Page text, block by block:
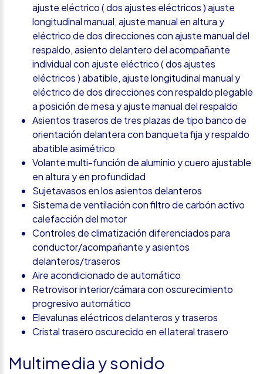
ajuste eléctrico ( dos ajustes eléctricos ) ajuste
longitudinal manual, ajuste manual en altura y
eléctrico de dos direcciones con ajuste manual del
respaldo, asiento delantero del acompañante
individual con ajuste eléctrico ( dos ajustes
eléctricos ) abatible, ajuste longitudinal manual y
eléctrico de dos direcciones con respaldo plegable
a posición de mesa y ajuste manual del respaldo
Asientos traseros de tres plazas de tipo banco de
orientación delantera con banqueta fija y respaldo
abatible asimétrico
Volante multi-función de aluminio y cuero ajustable
en altura y en profundidad
Sujetavasos en los asientos delanteros
Sistema de ventilación con filtro de carbón activo
calefacción del motor
Controles de climatización diferenciados para
conductor/acompañante y asientos
delanteros/traseros
Aire acondicionado de automático
Retrovisor interior/cámara con oscurecimiento
progresivo automático
Elevalunas eléctricos delanteros y traseros
Cristal trasero oscurecido en el lateral trasero
Multimedia y sonido